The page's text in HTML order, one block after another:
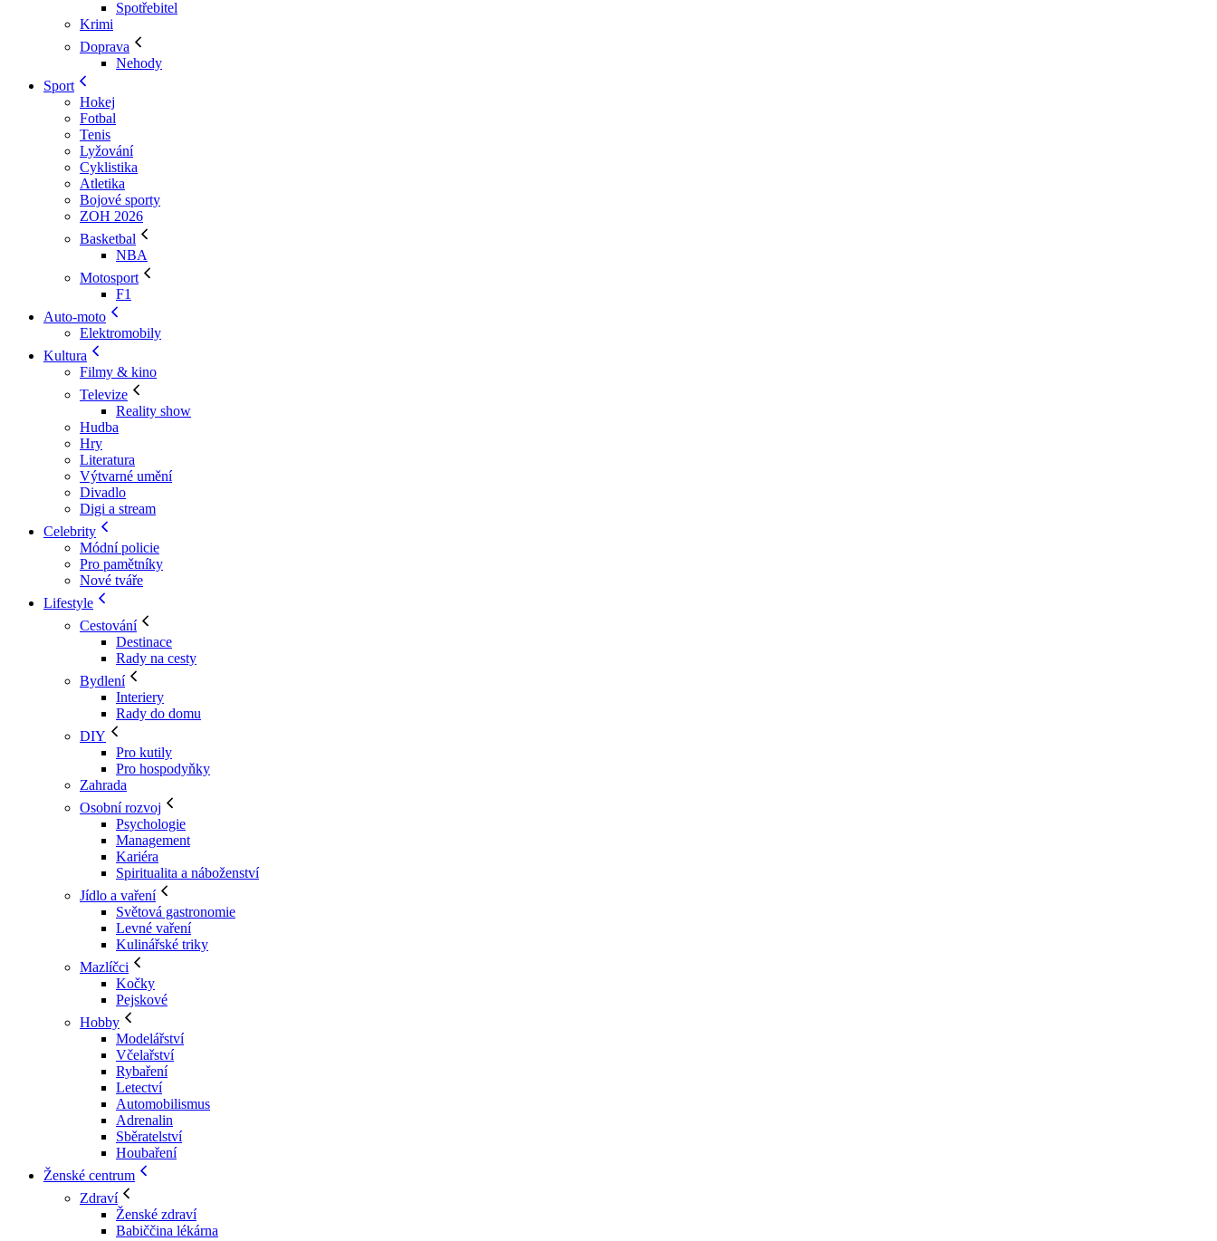
Spotřebitel
Krimi
Doprava
Nehody
Sport
Hokej
Fotbal
Tenis
Lyžování
Cyklistika
Atletika
Bojové sporty
ZOH 2026
Basketbal
NBA
Motosport
F1
Auto-moto
Elektromobily
Kultura
Filmy & kino
Televize
Reality show
Hudba
Hry
Literatura
Výtvarné umění
Divadlo
Digi a stream
Celebrity
Módní policie
Pro pamětníky
Nové tváře
Lifestyle
Cestování
Destinace
Rady na cesty
Bydlení
Interiery
Rady do domu
DIY
Pro kutily
Pro hospodyňky
Zahrada
Osobní rozvoj
Psychologie
Management
Kariéra
Spiritualita a náboženství
Jídlo a vaření
Světová gastronomie
Levné vaření
Kulinářské triky
Mazlíčci
Kočky
Pejskové
Hobby
Modelářství
Včelařství
Rybaření
Letectví
Automobilismus
Adrenalin
Sběratelství
Houbaření
Ženské centrum
Zdraví
Ženské zdraví
Babiččina lékárna